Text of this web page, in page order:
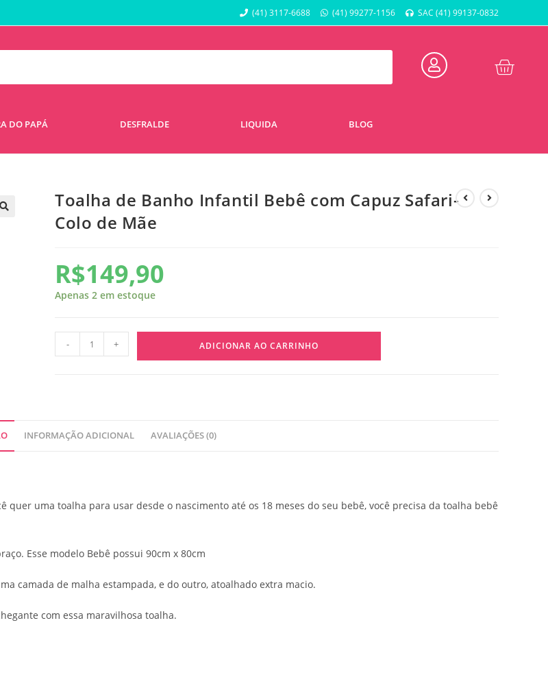
(41) 3117-6688 (41) 99277-1156 SAC (41) 99137-0832
DO PAPÁ DESFRALDE LIQUIDA BLOG
Toalha de Banho Infantil Bebê com Capuz Safari-
Colo de Mãe
R$149,90
Apenas 2 em estoque
- + ADICIONAR AO CARRINHO
INFORMAÇÃO ADICIONAL AVALIAÇÕES (0)
quer uma toalha para usar desde o nascimento até os 18 meses do seu bebê, você precisa da toalha bebê
Esse modelo Bebê possui 90cm x 80cm
camada de malha estampada, e do outro, atoalhado extra macio.
com essa maravilhosa toalha.